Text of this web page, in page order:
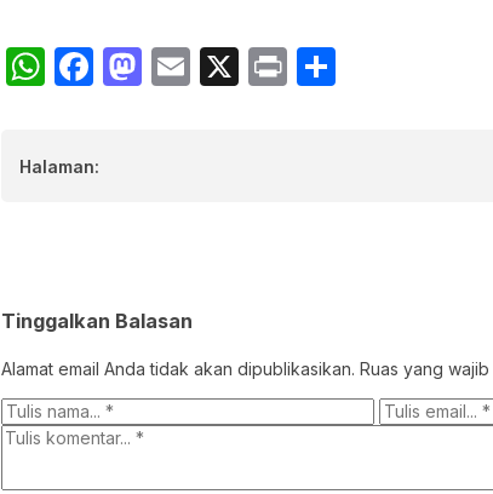
WhatsApp
Facebook
Mastodon
Email
X Print
Halaman:
Tinggalkan Balasan
Alamat email Anda tidak akan dipublikasikan. Ruas yang